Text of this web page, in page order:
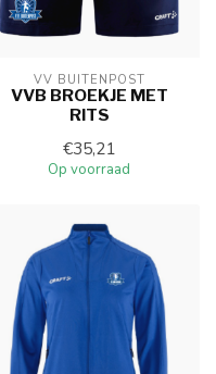
VV BUITENPOST
VVB BROEKJE MET
RITS
€35,21
Op voorraad